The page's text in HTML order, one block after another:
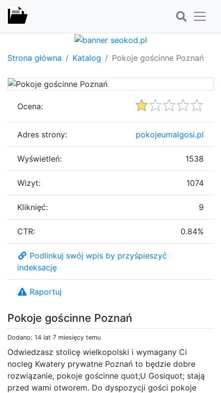
Strona główna Katalog Pokoje gościnne Poznań
Pokoje gościnne Poznań
Dodano: 14 lat 7 miesięcy temu
Odwiedzasz stolicę wielkopolski i wymagany Ci
nocleg Kwatery prywatne Poznań to będzie dobre
rozwiązanie, pokoje gościnne quot;U Gosiquot; stają
przed wami otworem. Do dyspozycji gości pokoje
Ocena:
Adres strony: pokojeumalgosi.pl
Wyświetleń: 1538
Wizyt: 1074
Kliknięć: 9
CTR: 0.84%
Podlinkuj swój wpis by przyśpieszyć
indeksację
Raportuj